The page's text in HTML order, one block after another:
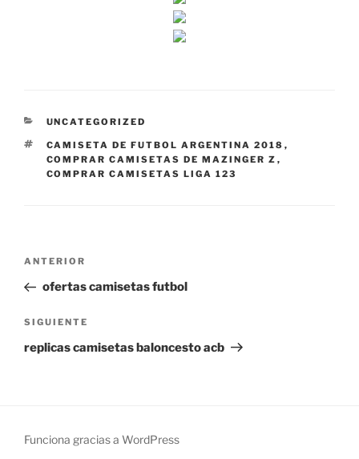
CATEGORÍAS
UNCATEGORIZED
ETIQUETAS
CAMISETA DE FUTBOL ARGENTINA 2018 ,
COMPRAR CAMISETAS DE MAZINGER Z ,
COMPRAR CAMISETAS LIGA 123
Navegación
entradas
Entrada
anterior:
ANTERIOR
ofertas camisetas futbol
Siguiente
entrada
SIGUIENTE
replicas camisetas baloncesto acb
Funciona gracias a WordPress